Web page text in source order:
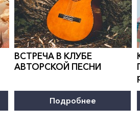
0">
ВСТРЕЧА В КЛУБЕ
АВТОРСКОЙ ПЕСНИ
Подробнее